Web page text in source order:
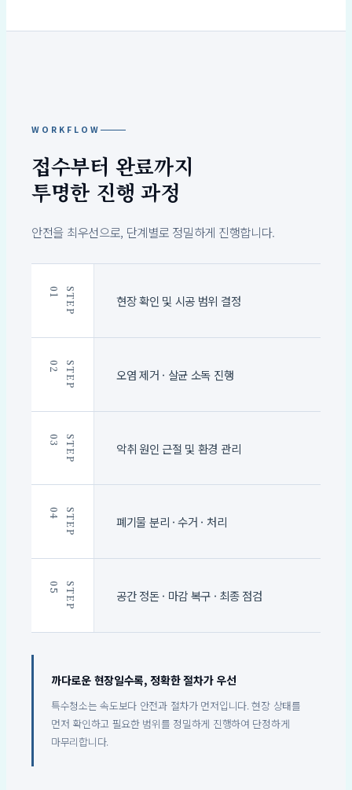
WORKFLOW
접수부터 완료까지
투명한 진행 과정
안전을 최우선으로, 단계별로 정밀하게 진행합니다.
S
T
E
P
0
1
현장 확인 및 시공 범위 결정
S
T
E
P
0
2 오염 제거 · 살균 소독 진행
S
T
E
P
0
3 악취 원인 근절 및 환경 관리
S
T
E
P
0
4 폐기물 분리 · 수거 · 처리
S
T
E
P
0
5 공간 정돈 · 마감 복구 · 최종 점검
까다로운 현장일수록, 정확한 절차가 우선
특수청소는 속도보다 안전과 절차가 먼저입니다. 현장 상태를
먼저 확인하고 필요한 범위를 정밀하게 진행하여 단정하게
마무리합니다.